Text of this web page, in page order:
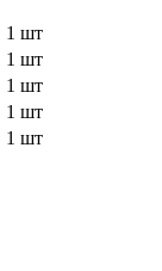
1 шт
1 шт
1 шт
1 шт
1 шт